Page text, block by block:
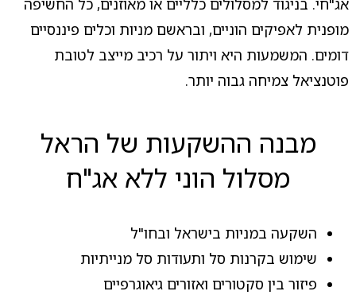
אג"חי. בניגוד למסלולים כלליים או מאוזנים, כל החשיפה
מופנית לאפיקים הוניים, ובראשם מניות וכלים פיננסיים
דומים. המשמעות היא ויתור על רכיב מייצב לטובת
פוטנציאל צמיחה גבוה יותר.
מבנה ההשקעות של הראל
מסלול הוני ללא אג"ח
השקעה במניות בישראל ובחו"ל
שימוש בקרנות סל ותעודות סל מנייתיות
פיזור בין סקטורים ואזורים גיאוגרפיים